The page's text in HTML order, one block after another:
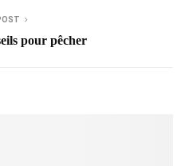
pour pêcher